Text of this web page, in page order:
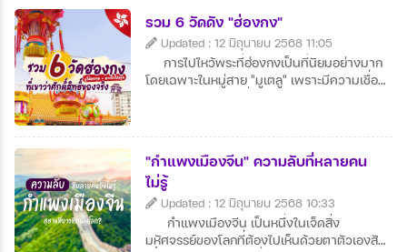
จีนที่ยิ่งใหญ่และสัมผัสบรรยากาศธรรมชาติที่
อลังการ มีอาหารจีนต้นตำรับอย่างเป็ดปักกิ่งให้
ลิ้มลองอย่างจุใจ ปักกิ่ง จึงเป็นเมืองที่ผสม
ผสานอดีต ปัจจุบัน และอนาคตได้อย่างลงตัว
และน่าประทับใจ
รวม 6 วัดดัง "ฮ่องกง"
Updated : 12 มิถุนายน 2568 11:05
การไปไหว้พระที่ฮ่องกงเป็นที่นิยมอย่างมาก
โดยเฉพาะในหมู่สาย "มูเตลู" เพราะมีความเชื่อ
"กำแพงเมืองจีน" ความลับที่หลายคน
ไม่รู้
Updated : 12 มิถุนายน 2568 10:33
กำแพงเมืองจีน เป็นหนึ่งในเจ็ดสิ่ง
มหัศจรรย์ของโลกที่ต้องไปเห็นด้วยตาตัวเองสัก